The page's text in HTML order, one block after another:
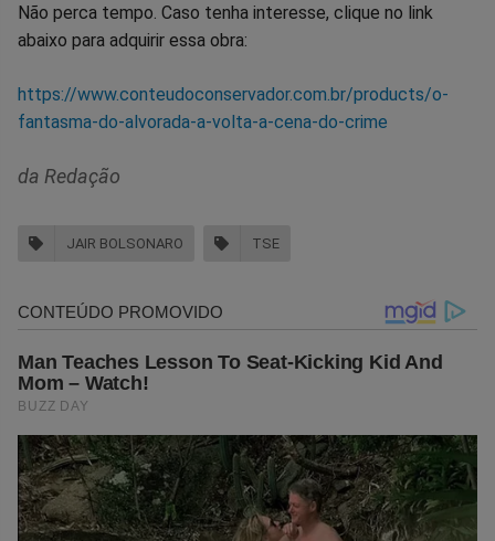
Não perca tempo. Caso tenha interesse, clique no link
abaixo para adquirir essa obra:
https://www.conteudoconservador.com.br/products/o-
fantasma-do-alvorada-a-volta-a-cena-do-crime
da Redação
JAIR BOLSONARO TSE